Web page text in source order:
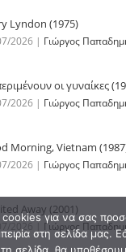
Lyndon (1975)
2026 | Γιώργος
οι γυναίκες
2026 | Γιώργος
Morning, Vietnam
2026 | Γιώργος
Away (2001)
2026 | Γιώργος
cookies για να σας
στη σελίδα μας.